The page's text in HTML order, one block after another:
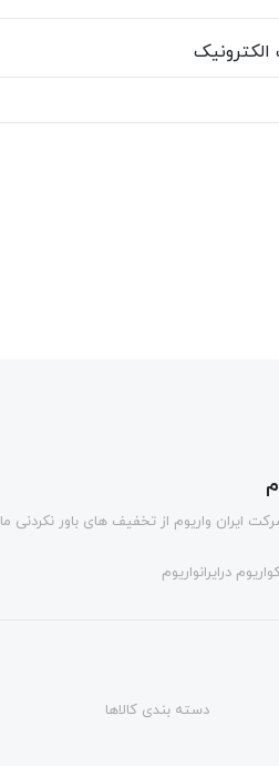
ایران واریوم از تخفیف های باور نکردنی ما
درایرانواریوم
دسته بندی کالاها